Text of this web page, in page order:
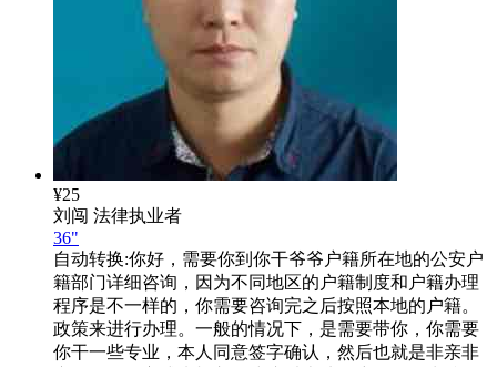
¥25
刘闯 法律执业者
36"
自动转换:你好，需要你到你干爷爷户籍所在地的公安户
籍部门详细咨询，因为不同地区的户籍制度和户籍办理
程序是不一样的，你需要咨询完之后按照本地的户籍。
政策来进行办理。一般的情况下，是需要带你，你需要
你干一些专业，本人同意签字确认，然后也就是非亲非